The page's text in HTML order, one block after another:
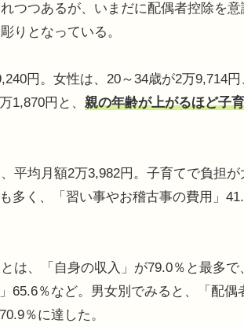
つつあるが、いまだに配偶者控除を
りとなっている。
円。女性は、20～34歳が2万9,714円
1,870円と、 親の年齢が上がるほど子
均月額2万3,982円。子育てで負担が
多く、「習い事やお稽古事の費用」
、「自身の収入」が79.0％と最多で
65.6％など。男女別でみると、「配偶
％に達した。